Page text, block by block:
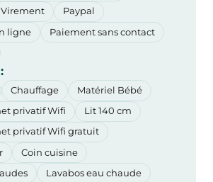
Virement
Paypal
ligne
Paiement sans contact
Chauffage
Matériel Bébé
privatif Wifi
Lit 140 cm
privatif Wifi gratuit
Coin cuisine
Lavabos eau chaude